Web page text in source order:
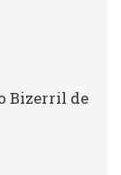
Bizerril de